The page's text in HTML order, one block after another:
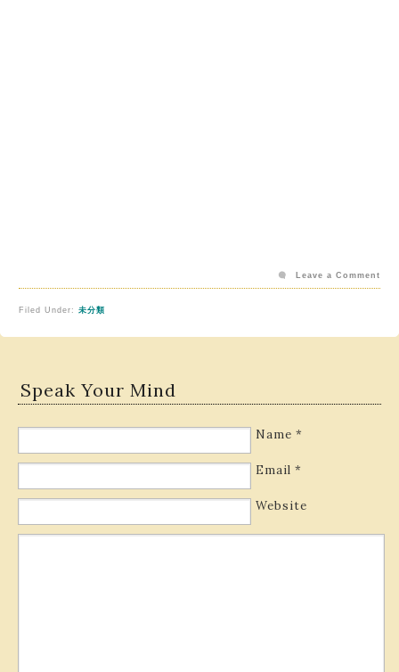
Filed Under: 未分類
Leave a Comment
Speak Your Mind
Name *
Email *
Website